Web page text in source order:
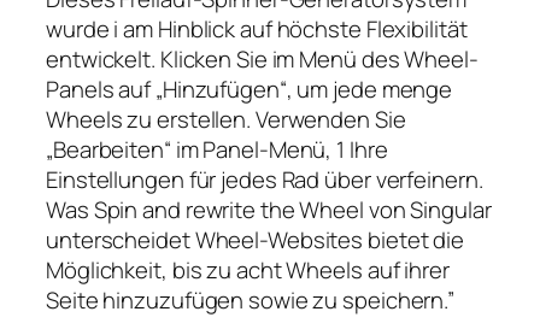
wurde i am Hinblick auf höchste Flexibilität
entwickelt. Klicken Sie im Menü des Wheel-
Panels auf „Hinzufügen“, um jede menge
Wheels zu erstellen. Verwenden Sie
„Bearbeiten“ im Panel-Menü, 1 Ihre
Einstellungen für jedes Rad über verfeinern.
Was Spin and rewrite the Wheel von Singular
unterscheidet Wheel-Websites bietet die
Möglichkeit, bis zu acht Wheels auf ihrer
Seite hinzuzufügen sowie zu speichern.”